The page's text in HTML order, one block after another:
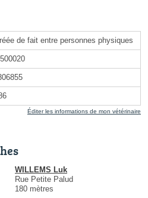
de fait entre personnes physiques
Éditer les informations de mon vétérinaire
WILLEMS Luk
Rue Petite Palud
180 mètres